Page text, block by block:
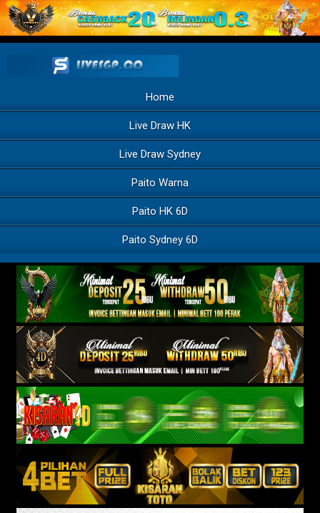
Home
Live Draw HK
Live Draw Sydney
Paito Warna
Paito HK 6D
Paito Sydney 6D